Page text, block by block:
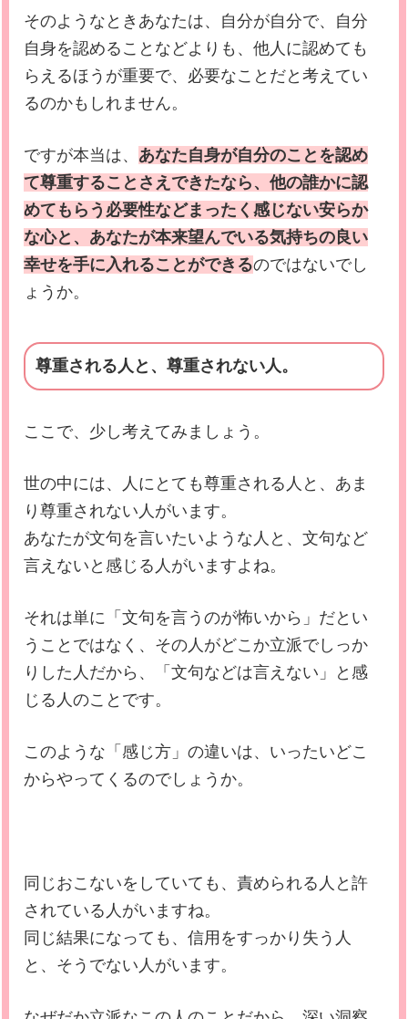
そのようなときあなたは、自分が自分で、自分
自身を認めることなどよりも、他人に認めても
らえるほうが重要で、必要なことだと考えてい
るのかもしれません。
ですが本当は、 あなた自身が自分のことを認め
て尊重することさえできたなら、他の誰かに認
めてもらう必要性などまったく感じない安らか
な心と、あなたが本来望んでいる気持ちの良い
幸せを手に入れることができるのではないでし
ょうか。
尊重される人と、尊重されない人。
ここで、少し考えてみましょう。
世の中には、人にとても尊重される人と、あま
り尊重されない人がいます。
あなたが文句を言いたいような人と、文句など
言えないと感じる人がいますよね。
それは単に「文句を言うのが怖いから」だとい
うことではなく、その人がどこか立派でしっか
りした人だから、「文句などは言えない」と感
じる人のことです。
このような「感じ方」の違いは、いったいどこ
からやってくるのでしょうか。
同じおこないをしていても、責められる人と許
されている人がいますね。
同じ結果になっても、信用をすっかり失う人
と、そうでない人がいます。